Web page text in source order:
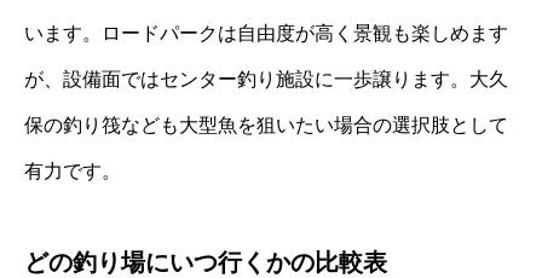
います。ロードパークは自由度が高く景観も楽しめます
が、設備面ではセンター釣り施設に一歩譲ります。大久
保の釣り筏なども大型魚を狙いたい場合の選択肢として
有力です。
どの釣り場にいつ行くかの比較表